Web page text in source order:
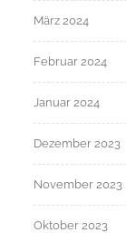
März 2024
Februar 2024
Januar 2024
Dezember 2023
November 2023
Oktober 2023